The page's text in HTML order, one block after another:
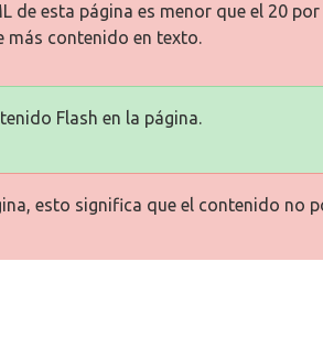
de esta página es menor que el 20
más contenido en texto.
Flash en la página.
esto significa que el contenido no